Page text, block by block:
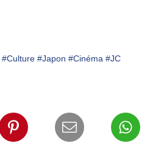
#Culture #Japon #Cinéma #JC